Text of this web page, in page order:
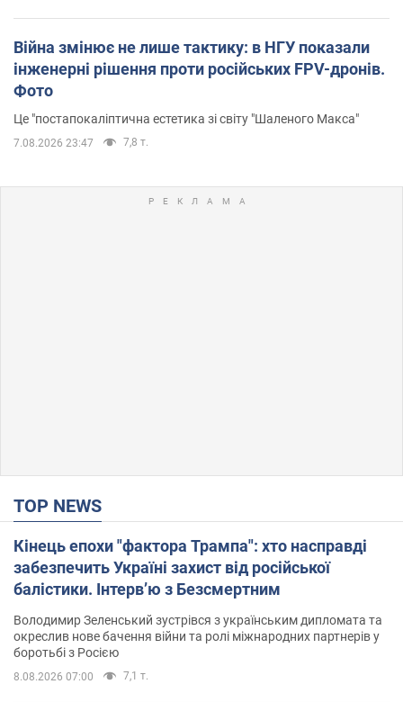
Війна змінює не лише тактику: в НГУ показали
інженерні рішення проти російських FPV-дронів.
Фото
Це "постапокаліптична естетика зі світу "Шаленого Макса"
7.08.2026 23:47 7,8 т.
TOP NEWS
Кінець епохи "фактора Трампа": хто насправді
забезпечить Україні захист від російської
балістики. Інтерв’ю з Безсмертним
Володимир Зеленський зустрівся з українським дипломата та
окреслив нове бачення війни та ролі міжнародних партнерів у
боротьбі з Росією
8.08.2026 07:00 7,1 т.